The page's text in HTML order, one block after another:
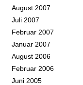
August 2007
Juli 2007
Februar 2007
Januar 2007
August 2006
Februar 2006
Juni 2005